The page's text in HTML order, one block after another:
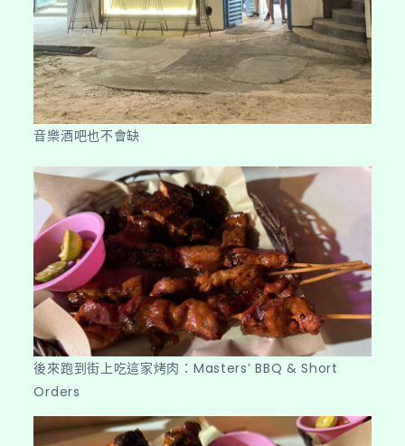
音樂酒吧也不會缺
後來跑到街上吃這家烤肉：Masters’ BBQ & Short
Orders